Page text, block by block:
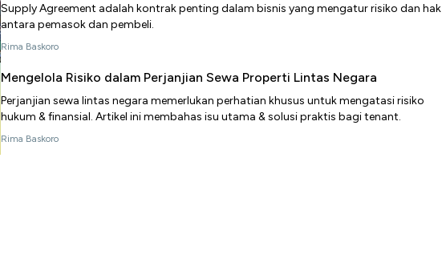
Supply Agreement adalah kontrak penting dalam bisnis yang mengatur risiko dan hak
antara pemasok dan pembeli.
Rima Baskoro
Mengelola Risiko dalam Perjanjian Sewa Properti Lintas Negara
Perjanjian sewa lintas negara memerlukan perhatian khusus untuk mengatasi risiko
hukum & finansial. Artikel ini membahas isu utama & solusi praktis bagi tenant.
Rima Baskoro